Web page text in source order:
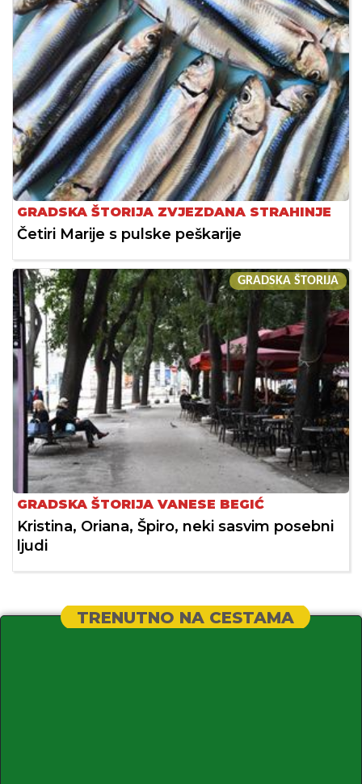
GRADSKA ŠTORIJA ZVJEZDANA STRAHINJE
Četiri Marije s pulske peškarije
GRADSKA ŠTORIJA
GRADSKA ŠTORIJA VANESE BEGIĆ
Kristina, Oriana, Špiro, neki sasvim posebni
ljudi
TRENUTNO NA CESTAMA